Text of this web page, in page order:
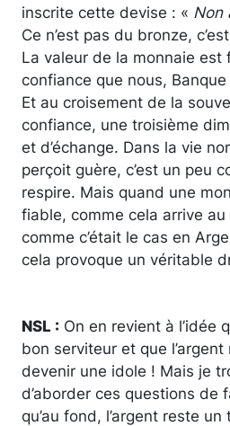
inscrite cette devise : « Non
Ce n’est pas du bronze,
La valeur de la monnaie est
confiance que nous,
Et au croisement de la
confiance, une troisième
et d’échange. Dans la vie
perçoit guère, c’est un peu
respire. Mais quand une
fiable, comme cela arrive au
comme c’était le cas en
cela provoque un véritable
NSL : On en revient à l’idée
bon serviteur et que
devenir une idole ! Mais je
d’aborder ces questions de
qu’au fond, l’argent reste